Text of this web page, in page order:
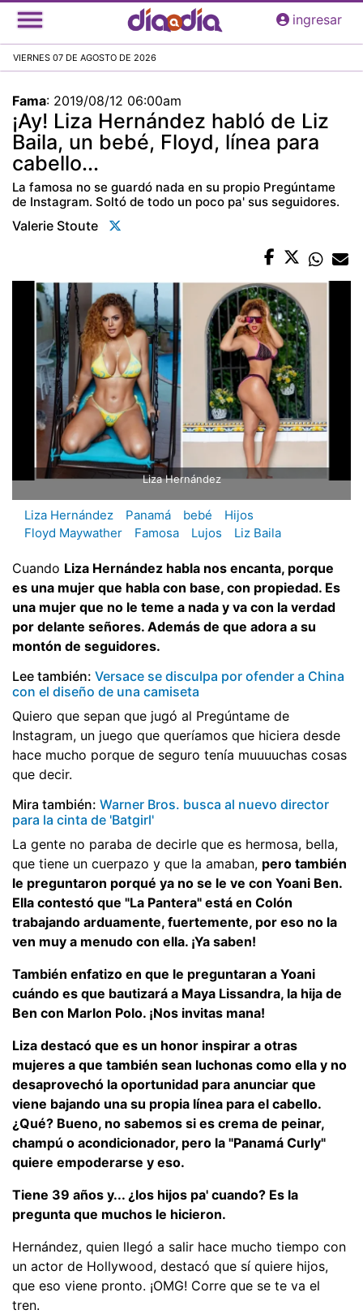
Pasar
al
principal
ingresar
VIERNES 07 DE AGOSTO DE 2026
Fama: 2019/08/12 06:00am
¡Ay! Liza Hernández habló de Liz
Baila, un bebé, Floyd, línea para
cabello...
La famosa no se guardó nada en su propio Pregúntame
de Instagram. Soltó de todo un poco pa' sus seguidores.
Valerie Stoute
Liza Hernández
Liza Hernández Panamá bebé
Hijos
Floyd Maywather
Famosa Lujos Liz Baila
Cuando Liza Hernández habla nos encanta, porque
es una mujer que habla con base, con propiedad. Es
una mujer que no le teme a nada y va con la verdad
por delante señores. Además de que adora a su
montón de seguidores.
Lee también: Versace se disculpa por ofender a China
con el diseño de una camiseta
Quiero que sepan que jugó al Pregúntame de
Instagram, un juego que queríamos que hiciera desde
hace mucho porque de seguro tenía muuuuchas cosas
que decir.
Mira también: Warner Bros. busca al nuevo director
para la cinta de 'Batgirl'
La gente no paraba de decirle que es hermosa, bella,
que tiene un cuerpazo y que la amaban, pero también
le preguntaron porqué ya no se le ve con Yoani Ben.
Ella contestó que "La Pantera" está en Colón
trabajando arduamente, fuertemente, por eso no la
ven muy a menudo con ella. ¡Ya saben!
También enfatizo en que le preguntaran a Yoani
cuándo es que bautizará a Maya Lissandra, la hija de
Ben con Marlon Polo. ¡Nos invitas mana!
Liza destacó que es un honor inspirar a otras
mujeres a que también sean luchonas como ella y no
desaprovechó la oportunidad para anunciar que
viene bajando una su propia línea para el cabello.
¿Qué? Bueno, no sabemos si es crema de peinar,
champú o acondicionador, pero la "Panamá Curly"
quiere empoderarse y eso.
Tiene 39 años y... ¿los hijos pa' cuando? Es la
pregunta que muchos le hicieron.
Hernández, quien llegó a salir hace mucho tiempo con
un actor de Hollywood, destacó que sí quiere hijos,
que eso viene pronto. ¡OMG! Corre que se te va el
tren.